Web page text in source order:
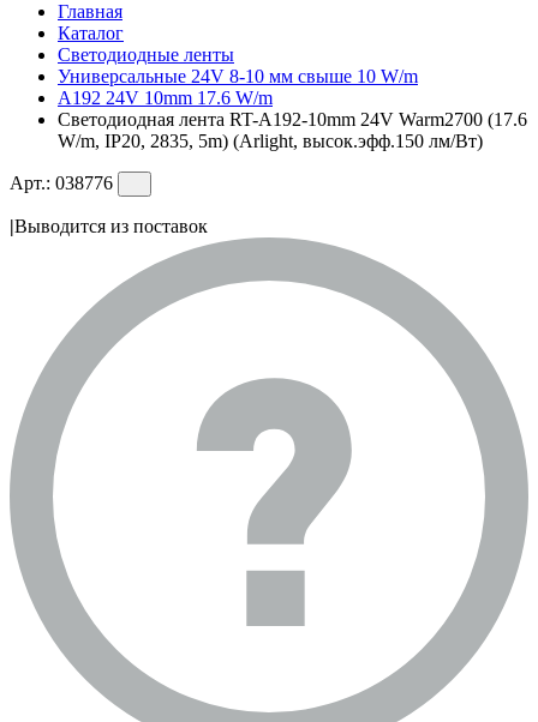
Главная
Каталог
Светодиодные ленты
Универсальные 24V 8-10 мм свыше 10 W/m
A192 24V 10mm 17.6 W/m
Светодиодная лента RT-A192-10mm 24V Warm2700 (17.6
W/m, IP20, 2835, 5m) (Arlight, высок.эфф.150 лм/Вт)
Арт.: 038776
|Выводится из поставок